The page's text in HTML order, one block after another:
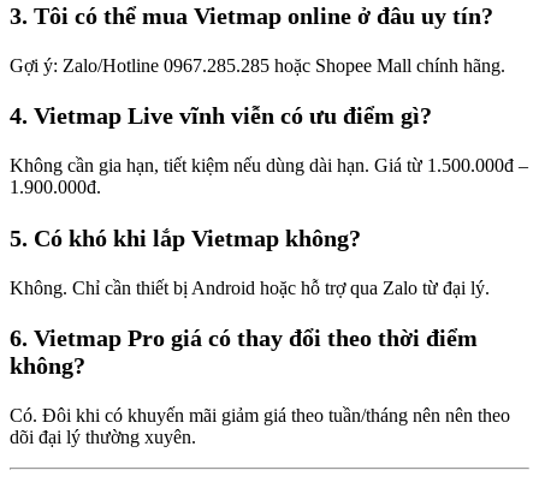
3. Tôi có thể mua Vietmap online ở đâu uy tín?
Gợi ý: Zalo/Hotline 0967.285.285 hoặc Shopee Mall chính hãng.
4. Vietmap Live vĩnh viễn có ưu điểm gì?
Không cần gia hạn, tiết kiệm nếu dùng dài hạn. Giá từ 1.500.000đ –
1.900.000đ.
5. Có khó khi lắp Vietmap không?
Không. Chỉ cần thiết bị Android hoặc hỗ trợ qua Zalo từ đại lý.
6. Vietmap Pro giá có thay đổi theo thời điểm
không?
Có. Đôi khi có khuyến mãi giảm giá theo tuần/tháng nên nên theo
dõi đại lý thường xuyên.